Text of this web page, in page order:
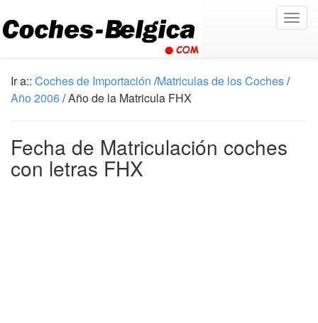
Ir a:: Coches de Importación /Matriculas de los Coches/
Año 2006/ Año de la Matricula FHX
Fecha de Matriculación coches
con letras FHX